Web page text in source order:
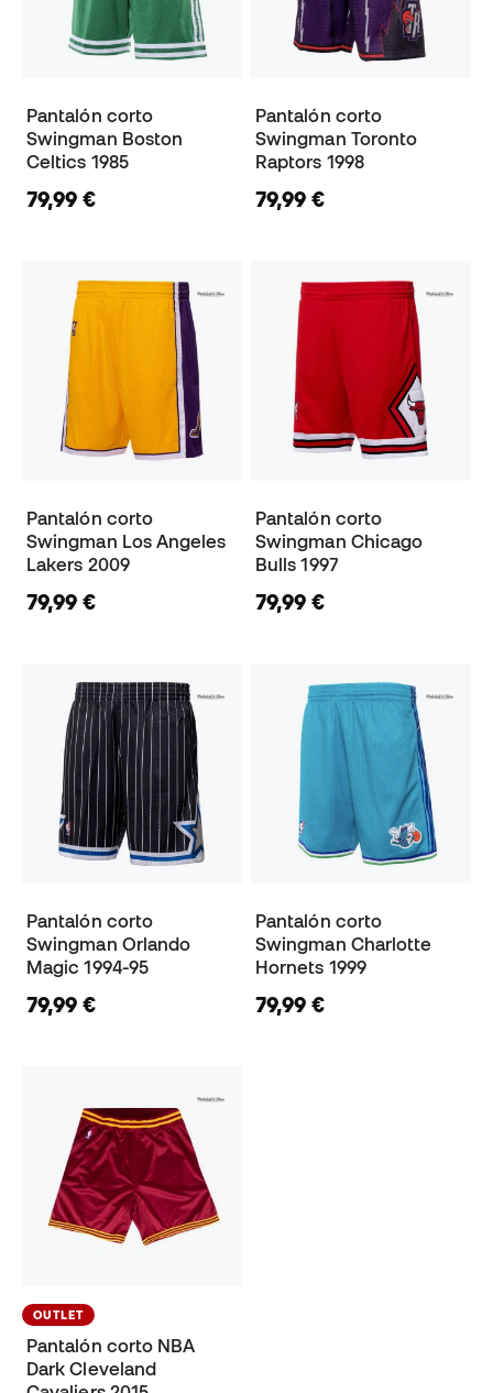
Pantalón corto
Swingman Boston
Celtics 1985
79,99 €
Pantalón corto
Swingman Toronto
Raptors 1998
79,99 €
Pantalón corto
Swingman Los Angeles
Lakers 2009
79,99 €
Pantalón corto
Swingman Chicago
Bulls 1997
79,99 €
Pantalón corto
Swingman Orlando
Magic 1994-95
79,99 €
Pantalón corto
Swingman Charlotte
Hornets 1999
79,99 €
OUTLET
Pantalón corto NBA
Dark Cleveland